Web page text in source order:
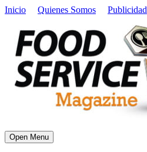
Inicio Quienes Somos Publicidad
Open Menu